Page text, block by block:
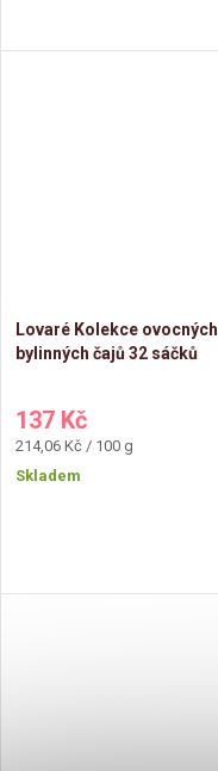
Lovaré Kolekce ovocných
bylinných čajů 32 sáčků
137 Kč
Měrná
cena:
214,06 Kč / 100 g
Skladem